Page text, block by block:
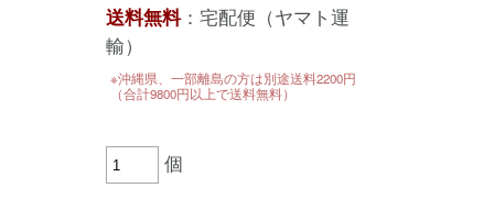
送料無料：宅配便（ヤマト運
輸）
※沖縄県、一部離島の方は別途送料2200円
（合計9800円以上で送料無料）
個